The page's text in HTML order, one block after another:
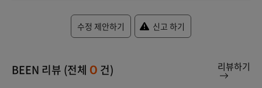
수정 제안하기 신고 하기
BEEN 리뷰 (전체 0 건) 리뷰하기